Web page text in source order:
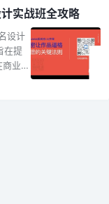
实战班全攻略
设计
在提
业设
大